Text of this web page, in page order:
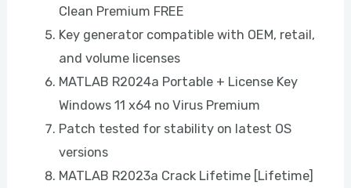
Clean Premium FREE
Key generator compatible with OEM, retail,
and volume licenses
MATLAB R2024a Portable + License Key
Windows 11 x64 no Virus Premium
Patch tested for stability on latest OS
versions
MATLAB R2023a Crack Lifetime [Lifetime]